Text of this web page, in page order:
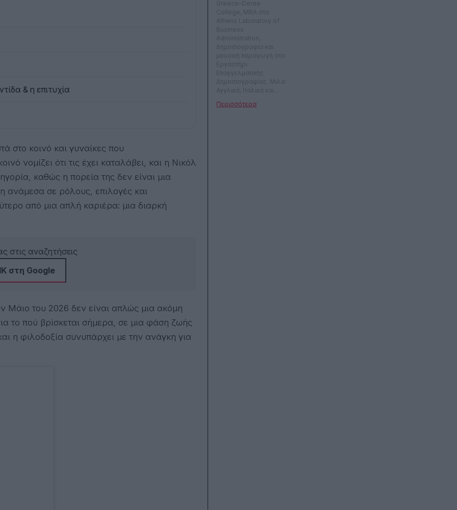
& η επιτυχία
νομίζει ότι τις έχει καταλάβει, και η Νικόλ
καθώς η πορεία της δεν είναι μια
ανάμεσα σε ρόλους, επιλογές και
από μια απλή καριέρα: μια διαρκή
στις αναζητήσεις
στη Google
Μάιο του 2026 δεν είναι απλώς μια ακόμη
το πού βρίσκεται σήμερα, σε μια φάση ζωής
η φιλοδοξία συνυπάρχει με την ανάγκη για
αρκετά χρόνια στο